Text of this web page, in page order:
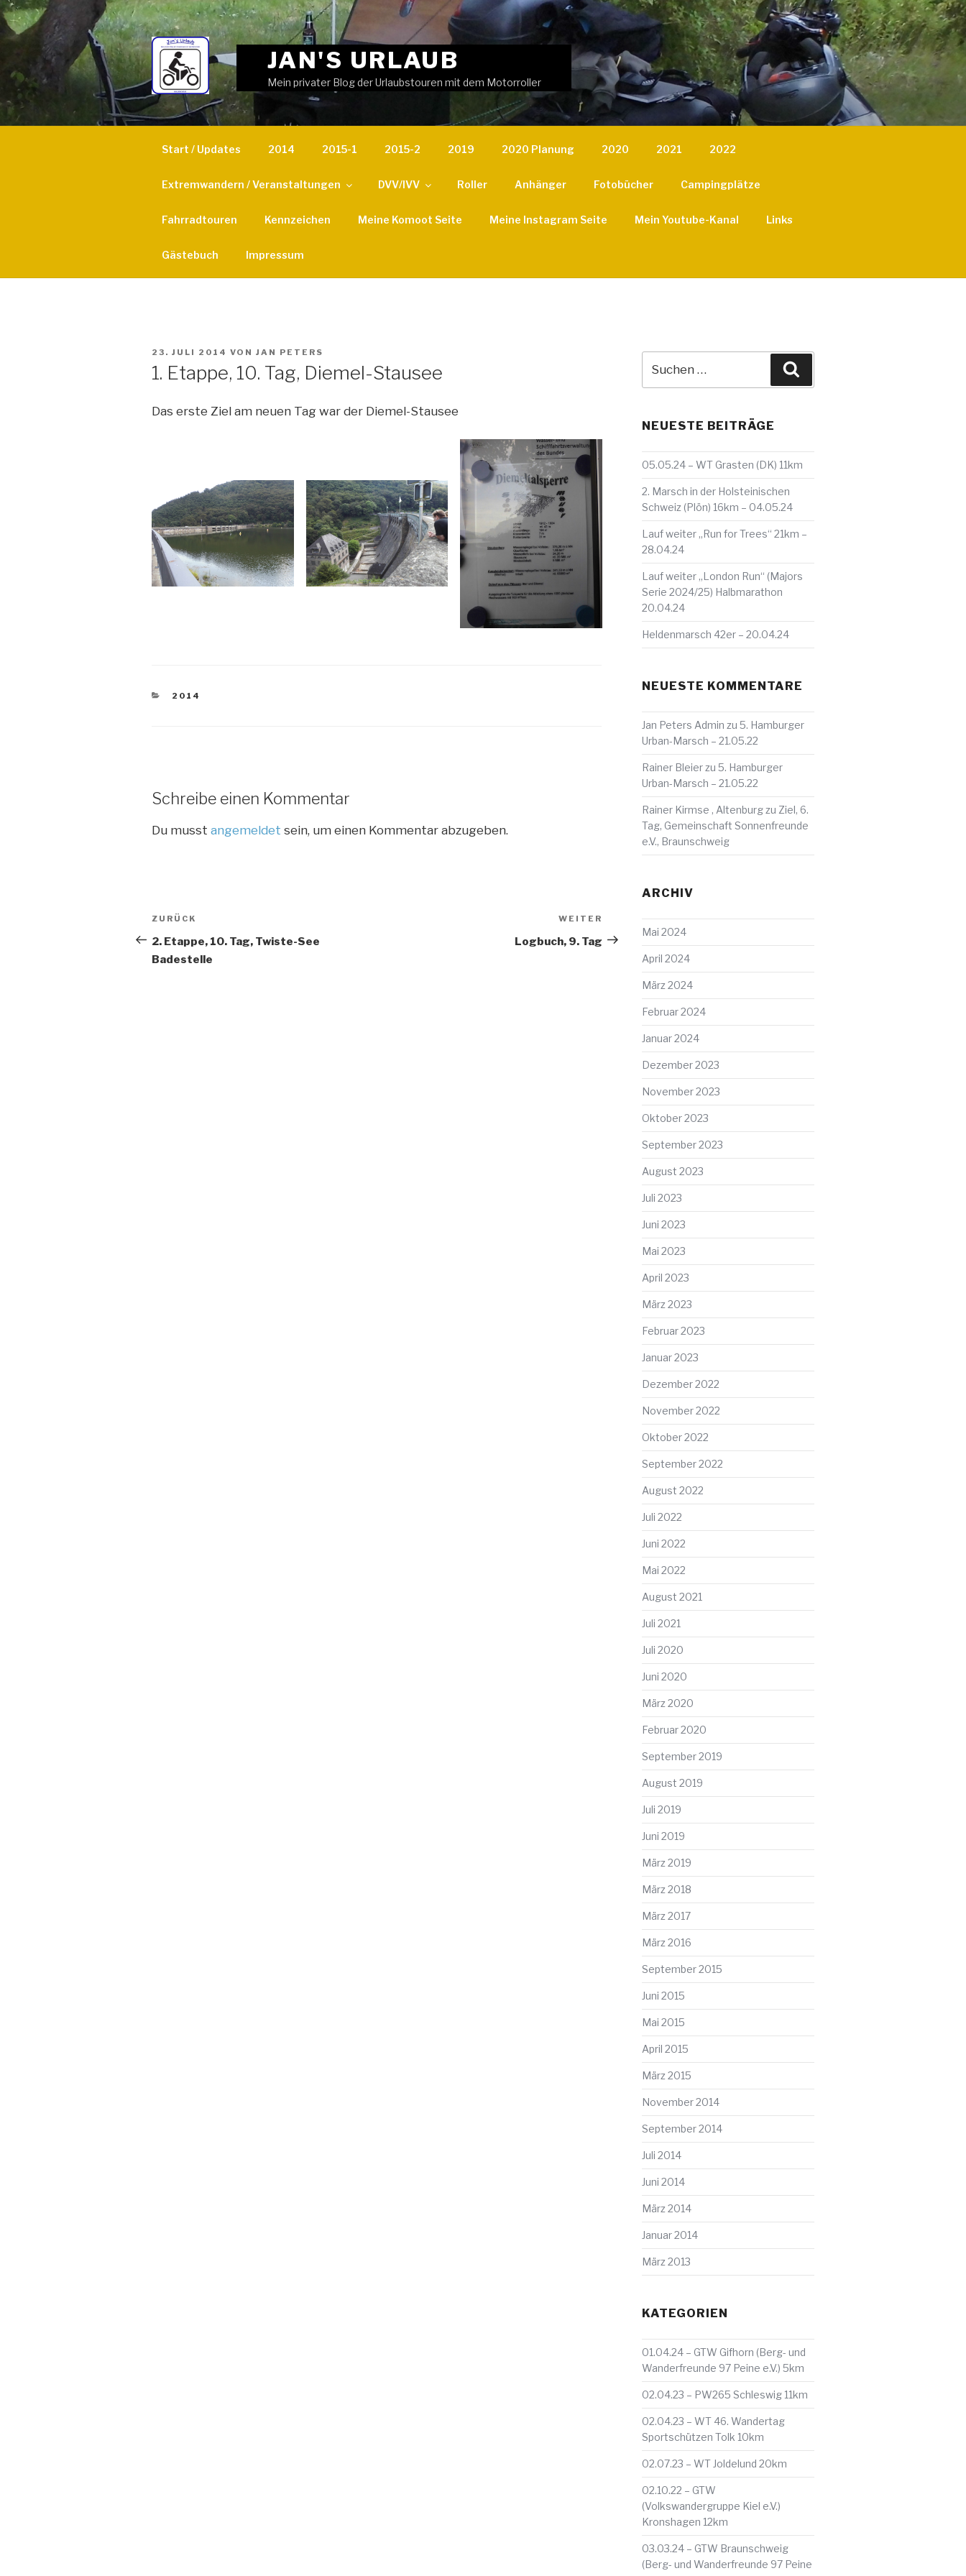
Weiter
zum
Inhalt
JAN'S URLAUB
Mein privater Blog der Urlaubstouren mit dem Motorroller
Start / Updates 2014 2015-1 2015-2 2019 2020 Planung 2020 2021 2022
Extremwandern / Veranstaltungen DVV/IVV Roller Anhänger Fotobücher Campingplätze
Fahrradtouren Kennzeichen Meine Komoot Seite Meine Instagram Seite Mein Youtube-Kanal Links
Gästebuch Impressum
VERÖFFENTLICHT
23. JULI 2014 VONJAN PETERS
1. Etappe, 10. Tag, Diemel-Stausee
Das erste Ziel am neuen Tag war der Diemel-Stausee
KATEGORIEN
2014
Schreibe einen Kommentar
Du musstangemeldet sein, um einen Kommentar abzugeben.
Beitragsnavigation
Vorheriger
Beitrag
ZURÜCK
2. Etappe, 10. Tag, Twiste-See
Badestelle
Nächster
Beitrag
WEITER
Logbuch, 9. Tag
nach:
NEUESTE BEITRÄGE
05.05.24 – WT Grasten (DK) 11km
2. Marsch in der Holsteinischen
Schweiz (Plön) 16km – 04.05.24
Lauf weiter „Run for Trees“ 21km –
28.04.24
Lauf weiter „London Run“ (Majors
Serie 2024/25) Halbmarathon
20.04.24
Heldenmarsch 42er – 20.04.24
NEUESTE KOMMENTARE
Jan Peters Admin zu5. Hamburger
Urban-Marsch – 21.05.22
Rainer Bleierzu5. Hamburger
Urban-Marsch – 21.05.22
Rainer Kirmse , Altenburgzu Ziel, 6.
Tag, Gemeinschaft Sonnenfreunde
e.V., Braunschweig
ARCHIV
Mai 2024
April 2024
März 2024
Februar 2024
Januar 2024
Dezember 2023
November 2023
Oktober 2023
September 2023
August 2023
Juli 2023
Juni 2023
Mai 2023
April 2023
März 2023
Februar 2023
Januar 2023
Dezember 2022
November 2022
Oktober 2022
September 2022
August 2022
Juli 2022
Juni 2022
Mai 2022
August 2021
Juli 2021
Juli 2020
Juni 2020
März 2020
Februar 2020
September 2019
August 2019
Juli 2019
Juni 2019
März 2019
März 2018
März 2017
März 2016
September 2015
Juni 2015
Mai 2015
April 2015
März 2015
November 2014
September 2014
Juli 2014
Juni 2014
März 2014
Januar 2014
März 2013
KATEGORIEN
01.04.24 – GTW Gifhorn (Berg- und
Wanderfreunde 97 Peine e.V.) 5km
02.04.23 – PW265 Schleswig 11km
02.04.23 – WT 46. Wandertag
Sportschützen Tolk 10km
02.07.23 – WT Joldelund 20km
02.10.22 – GTW
(Volkswandergruppe Kiel e.V.)
Kronshagen 12km
03.03.24 – GTW Braunschweig
(Berg- und Wanderfreunde 97 Peine